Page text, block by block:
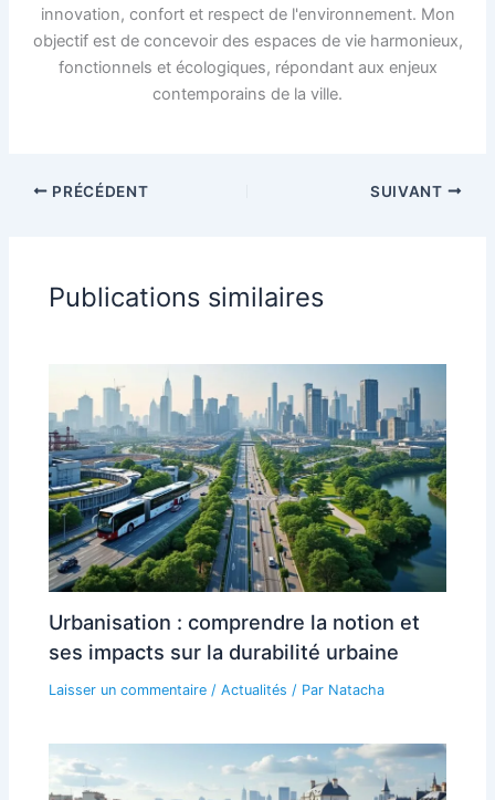
innovation, confort et respect de l'environnement. Mon
objectif est de concevoir des espaces de vie harmonieux,
fonctionnels et écologiques, répondant aux enjeux
contemporains de la ville.
PRÉCÉDENT SUIVANT
Publications similaires
Urbanisation : comprendre la notion et
ses impacts sur la durabilité urbaine
Laisser un commentaire /Actualités / Par Natacha